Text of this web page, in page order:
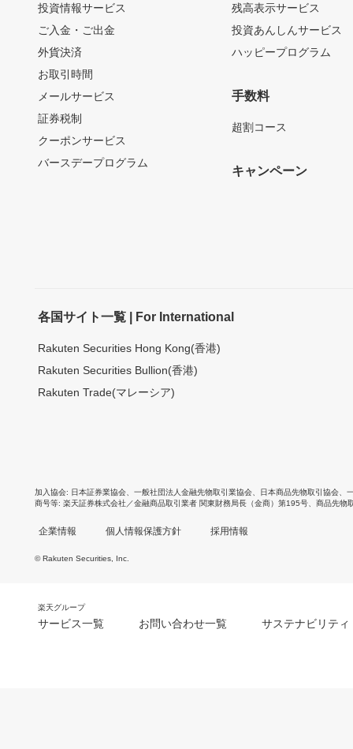
投資情報サービス
ご入金・ご出金
外貨決済
お取引時間
メールサービス
証券税制
クーポンサービス
バースデープログラム
残高表示サービス
投資あんしんサービス
ハッピープログラム
手数料
超割コース
キャンペーン
各国サイト一覧 | For International
Rakuten Securities Hong Kong(香港)
Rakuten Securities Bullion(香港)
Rakuten Trade(マレーシア)
加入協会 日本証券業協会 一般社団法人金融先物取引業協会 日本商品先物取引協会
商号等 楽天証券株式会社／金融商品取引業者 関東財務局長（金商）第195号、商品先物
企業情報 個人情報保護方針 採用情報
© Rakuten Securities, Inc.
楽天グループ
サービス一覧 お問い合わせ一覧 サステナビリティ